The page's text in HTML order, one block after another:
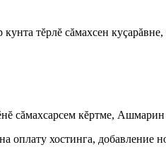
тĕрлĕ сăмахсен
сăмахсарсем кĕртме,
оплату хостинга, добавление